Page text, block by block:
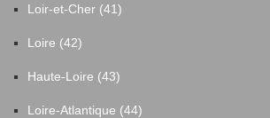
Loir-et-Cher (41)
Loire (42)
Haute-Loire (43)
Loire-Atlantique (44)